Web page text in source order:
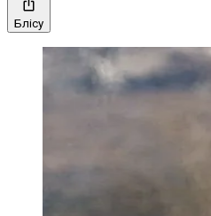
Бөлісу